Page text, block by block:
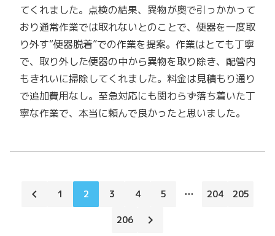
てくれました。点検の結果、異物が奥で引っかかって
おり通常作業では取れないとのことで、便器を一度取
り外す“便器脱着”での作業を提案。作業はとても丁寧
で、取り外した便器の中から異物を取り除き、配管内
もきれいに掃除してくれました。料金は見積もり通り
で追加費用なし。至急対応にも関わらず落ち着いた丁
寧な作業で、本当に頼んで良かったと思いました。
chevron_left 1 2 3 4 5 … 204 205
206 chevron_right